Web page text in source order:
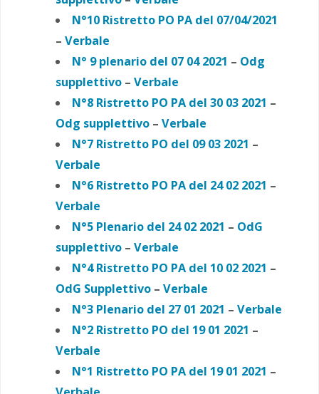
N°10 Ristretto PO PA del 07/04/2021
– Verbale
N° 9 plenario del 07 04 2021 – Odg
supplettivo– Verbale
N°8 Ristretto PO PA del 30 03 2021 –
Odg supplettivo– Verbale
N°7 Ristretto PO del 09 03 2021 –
Verbale
N°6 Ristretto PO PA del 24 02 2021 –
Verbale
N°5 Plenario del 24 02 2021 – OdG
supplettivo– Verbale
N°4 Ristretto PO PA del 10 02 2021 –
OdG Supplettivo– Verbale
N°3 Plenario del 27 01 2021 –Verbale
N°2 Ristretto PO del 19 01 2021 –
Verbale
N°1 Ristretto PO PA del 19 01 2021 –